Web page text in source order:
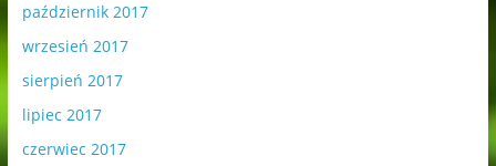
październik 2017
wrzesień 2017
sierpień 2017
lipiec 2017
czerwiec 2017